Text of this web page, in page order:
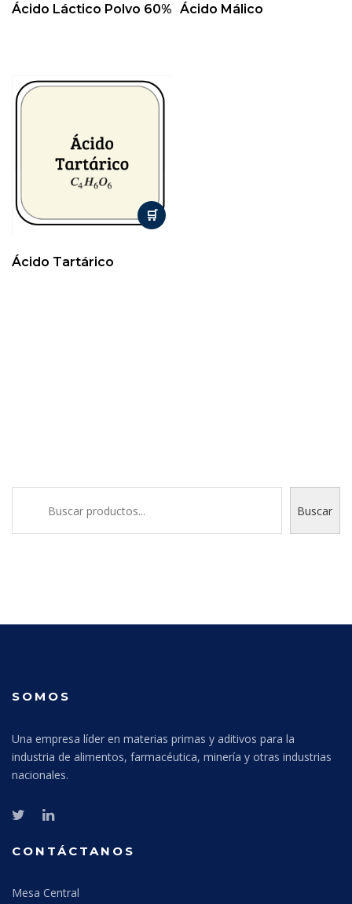
Buscar
Ácido Láctico Polvo 60% Ácido Málico
Ácido Tartárico
SOMOS
Una empresa líder en materias primas y aditivos para la
industria de alimentos, farmacéutica, minería y otras industrias
nacionales.
CONTÁCTANOS
Mesa Central